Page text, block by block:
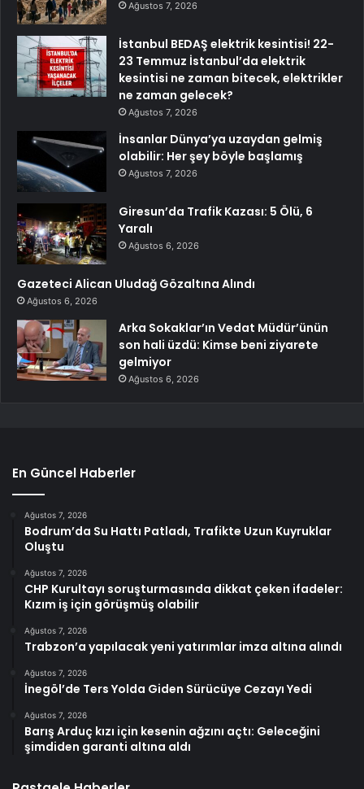
Ağustos 7, 2026
İstanbul BEDAŞ elektrik kesintisi! 22-
23 Temmuz İstanbul’da elektrik
kesintisi ne zaman bitecek, elektrikler
ne zaman gelecek?
Ağustos 7, 2026
İnsanlar Dünya’ya uzaydan gelmiş
olabilir: Her şey böyle başlamış
Ağustos 7, 2026
Giresun’da Trafik Kazası: 5 Ölü, 6
Yaralı
Ağustos 6, 2026
Gazeteci Alican Uludağ Gözaltına Alındı
Ağustos 6, 2026
Arka Sokaklar’ın Vedat Müdür’ünün
son hali üzdü: Kimse beni ziyarete
gelmiyor
Ağustos 6, 2026
En Güncel Haberler
Ağustos 7, 2026
Bodrum’da Su Hattı Patladı, Trafikte Uzun Kuyruklar
Oluştu
Ağustos 7, 2026
CHP Kurultayı soruşturmasında dikkat çeken ifadeler:
Kızım iş için görüşmüş olabilir
Ağustos 7, 2026
Trabzon’a yapılacak yeni yatırımlar imza altına alındı
Ağustos 7, 2026
İnegöl’de Ters Yolda Giden Sürücüye Cezayı Yedi
Ağustos 7, 2026
Barış Arduç kızı için kesenin ağzını açtı: Geleceğini
şimdiden garanti altına aldı